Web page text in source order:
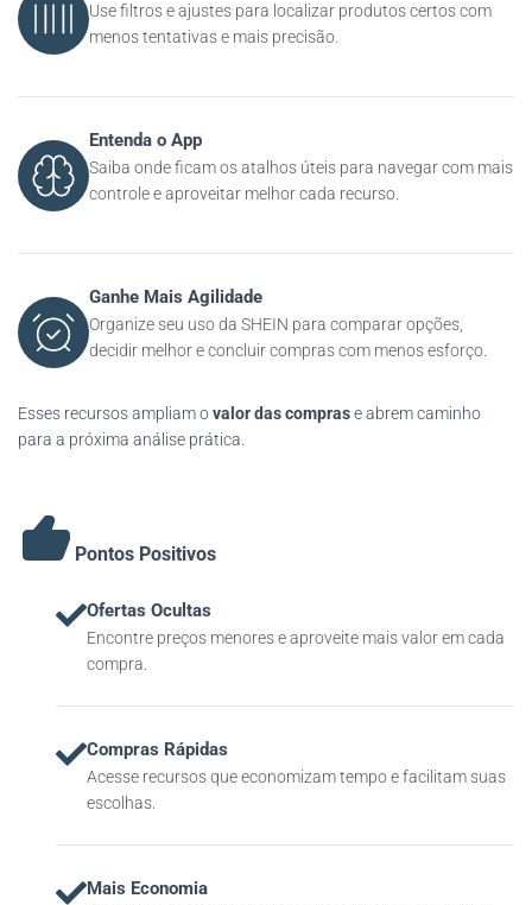
Use filtros e ajustes para localizar produtos certos com
menos tentativas e mais precisão.
Entenda o App
Saiba onde ficam os atalhos úteis para navegar com mais
controle e aproveitar melhor cada recurso.
Ganhe Mais Agilidade
Organize seu uso da SHEIN para comparar opções,
decidir melhor e concluir compras com menos esforço.
Esses recursos ampliam ovalor das comprase abrem caminho
para a próxima análise prática.
Pontos Positivos
Ofertas Ocultas
Encontre preços menores e aproveite mais valor em cada
compra.
Compras Rápidas
Acesse recursos que economizam tempo e facilitam suas
escolhas.
Mais Economia